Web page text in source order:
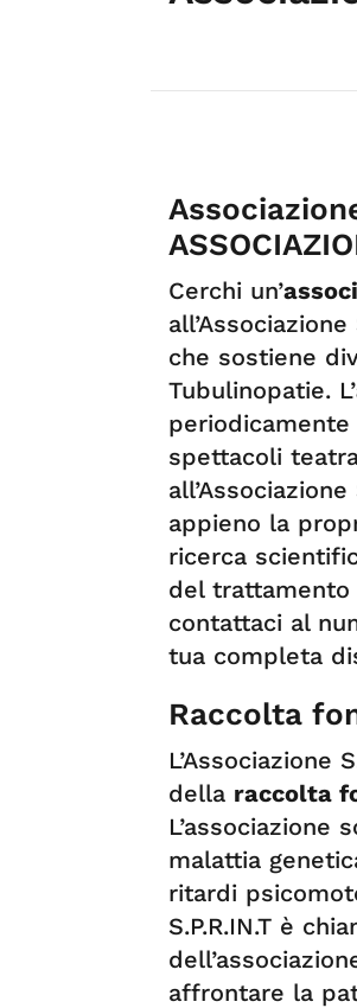
Cerchi un’
che sostiene
Tubulinopatie. L’
spettacoli
appieno la
ricerca
del trattamento
contattaci al
tua completa
Raccolta
L’Associazione
della raccolta
malattia
ritardi
S.P.R.IN.T è
affrontare la